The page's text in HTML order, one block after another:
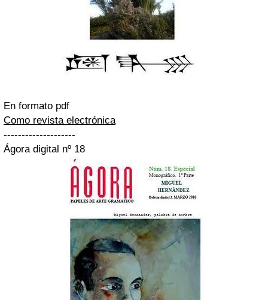
En formato pdf
Como revista electrónica
--------------------
Ágora digital nº 18